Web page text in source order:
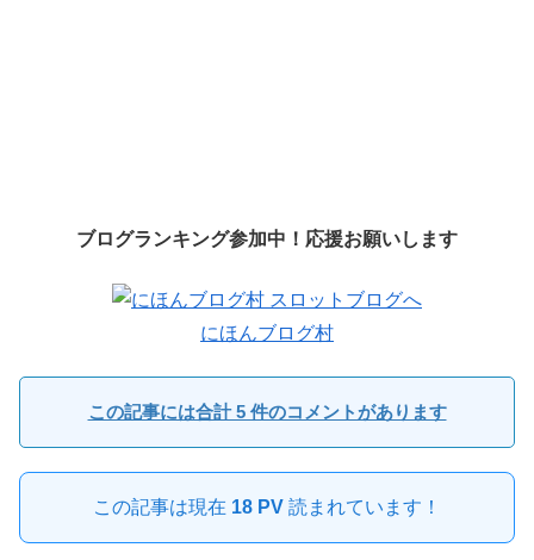
ブログランキング参加中！応援お願いします
にほんブログ村
この記事には合計 5 件のコメントがあります
この記事は現在 18 PV 読まれています！